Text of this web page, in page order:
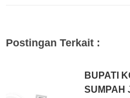
Postingan Terkait :
BUPATI
SUMPAH